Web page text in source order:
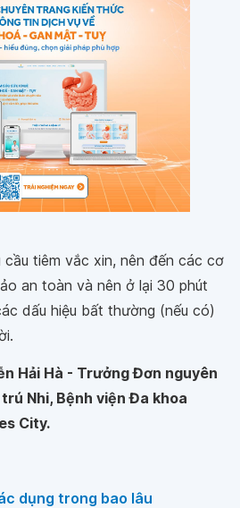
tiêm vắc xin, nên đến các cơ
an toàn và nên ở lại 30 phút
dấu hiệu bất thường (nếu có)
Hải Hà - Trưởng Đơn nguyên
Nhi, Bệnh viện Đa khoa
City.
dụng trong bao lâu